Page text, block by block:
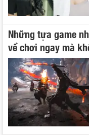
Những tựa game
về chơi ngay mà